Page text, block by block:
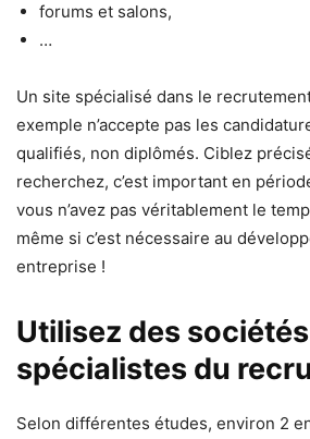
forums et salons,
…
Un site spécialisé dans le
exemple n’accepte pas les
qualifiés, non diplômés. Ciblez
recherchez, c’est important en
vous n’avez pas véritablement le
même si c’est nécessaire au
entreprise !
Utilisez des sociétés
spécialistes du
Selon différentes études, environ 2